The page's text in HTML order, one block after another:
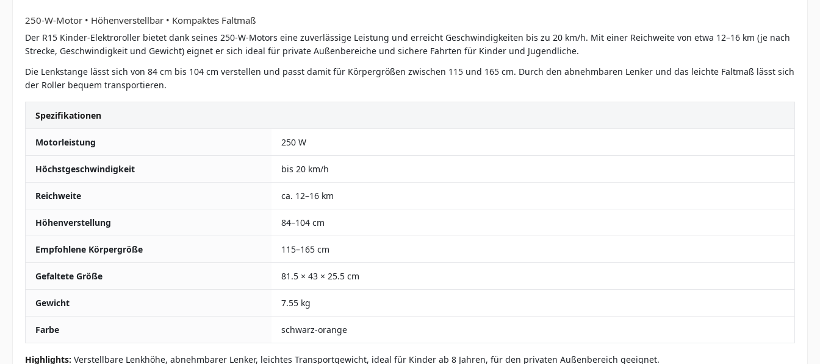
250-W-Motor • Höhenverstellbar • Kompaktes Faltmaß
Der R15 Kinder-Elektroroller bietet dank seines 250-W-Motors eine zuverlässige Leistung und erreicht Geschwindigkeiten bis zu 20 km/h. Mit einer Reichweite von etwa 12–16 km (je nach
Strecke, Geschwindigkeit und Gewicht) eignet er sich ideal für private Außenbereiche und sichere Fahrten für Kinder und Jugendliche.
Die Lenkstange lässt sich von 84 cm bis 104 cm verstellen und passt damit für Körpergrößen zwischen 115 und 165 cm. Durch den abnehmbaren Lenker und das leichte Faltmaß lässt sich
der Roller bequem transportieren.
Spezifikationen
Motorleistung 250 W
Höchstgeschwindigkeit bis 20 km/h
Reichweite ca. 12–16 km
Höhenverstellung 84–104 cm
Empfohlene Körpergröße 115–165 cm
Gefaltete Größe 81.5 × 43 × 25.5 cm
Gewicht 7.55 kg
Farbe schwarz-orange
Highlights: Verstellbare Lenkhöhe, abnehmbarer Lenker, leichtes Transportgewicht, ideal für Kinder ab 8 Jahren, für den privaten Außenbereich geeignet.